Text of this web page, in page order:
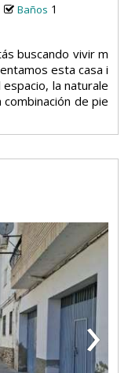
Baños 1
buscando vivir m
esta casa i
la naturale
combinación de pie
›